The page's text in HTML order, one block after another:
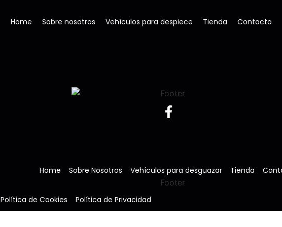
Home Sobre nosotros Vehículos para despiece Tienda Contacto
Home Sobre Nosotros Vehículos para desguazar Tienda
Política de Cookies Política de Privacidad